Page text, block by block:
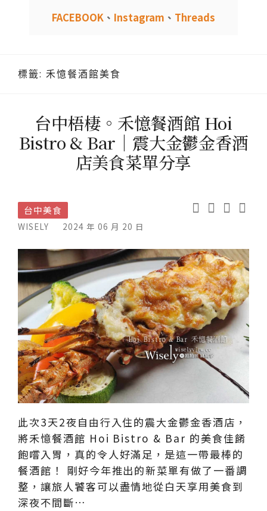
FACEBOOK 、 Instagram 、 Threads
標籤: 禾憶餐酒館美食
台中梧棲。禾憶餐酒館 Hoi
Bistro & Bar｜震大金鬱金香酒
店美食菜單分享
台中美食
WISELY 2024 年 06 月 20 日
此次3天2夜自由行入住的震大金鬱金香酒店，
將禾憶餐酒館 Hoi Bistro & Bar 的美食佳餚
飽嚐入胃，真的令人好滿足，是這一帶最棒的
餐酒館！ 剛好今年推出的新菜單有做了一番調
整，讓旅人饕客可以盡情地從白天享用美食到
深夜不間斷…